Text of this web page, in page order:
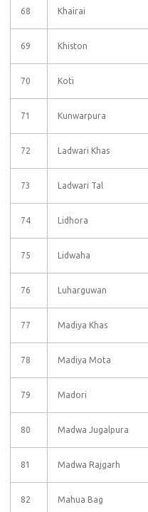
68 Khairai
69 Khiston
70 Koti
71 Kunwarpura
72 Ladwari Khas
73 Ladwari Tal
74 Lidhora
75 Lidwaha
76 Luharguwan
77 Madiya Khas
78 Madiya Mota
79 Madori
80 Madwa Jugalpura
81 Madwa Rajgarh
82 Mahua Bag